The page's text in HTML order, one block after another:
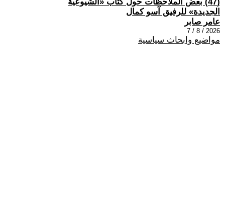
الجديدة» للرفيق آسو كمال
عامر صابر
2026 / 8 / 7
مواضيع وابحاث سياسية